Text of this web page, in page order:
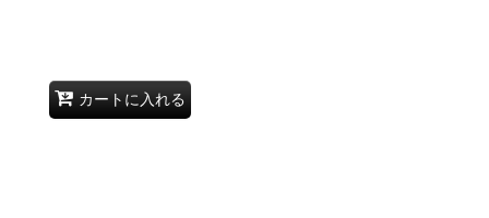
カートに入れる